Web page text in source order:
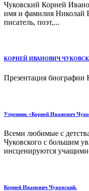
Чуковский Корней
имя и фамилия Николай
писатель, поэт,...
КОРНЕЙ ИВАНОВИЧ
Презентация биографии
Утренник «Корней Иванович
Всеми любимые с
Чуковского с большим
инсценируются
Корней Иванович Чуковский.